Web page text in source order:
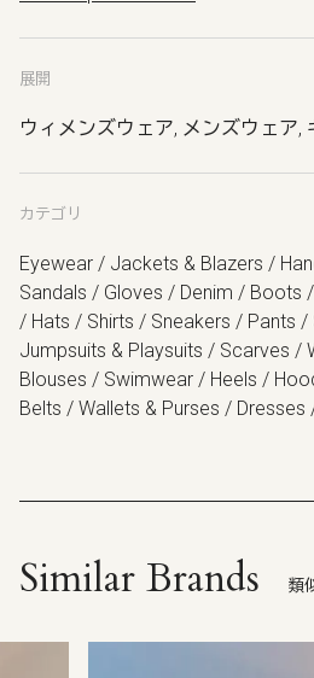
展開
ウィメンズウェア, メンズウェア,
カテゴリ
Eyewear / Jackets & Blazers /
Sandals / Gloves / Denim / Boots
/ Hats / Shirts / Sneakers / Pants
Jumpsuits & Playsuits / Scarves /
Blouses / Swimwear / Heels /
Belts / Wallets & Purses / Dresses
Similar Brands 類